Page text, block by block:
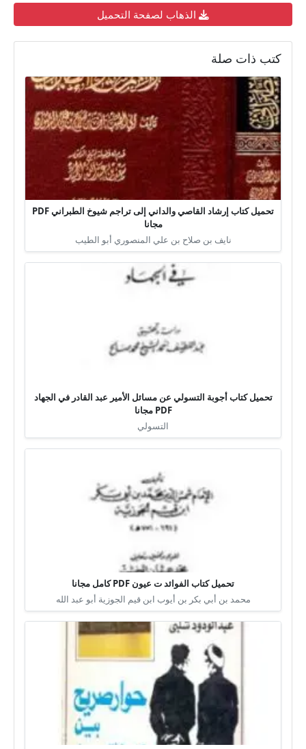
الذهاب لصفحة التحميل
كتب ذات صلة
تحميل كتاب إرشاد القاصي والداني إلى تراجم شيوخ الطبراني PDF
مجانا
نايف بن صلاح بن علي المنصوري أبو الطيب
تحميل كتاب أجوبة التسولي عن مسائل الأمير عبد القادر في الجهاد
PDF مجانا
التسولي
تحميل كتاب الفوائد ت عيون PDF كامل مجانا
محمد بن أبي بكر بن أيوب ابن قيم الجوزية أبو عبد الله